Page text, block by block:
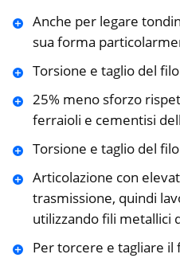
Anche per legare
sua forma
Torsione e taglio del
25% meno sforzo
ferraioli e cementisi
Torsione e taglio del
Articolazione con
trasmissione, quindi
utilizzando fili metallici
Per torcere e tagliare il